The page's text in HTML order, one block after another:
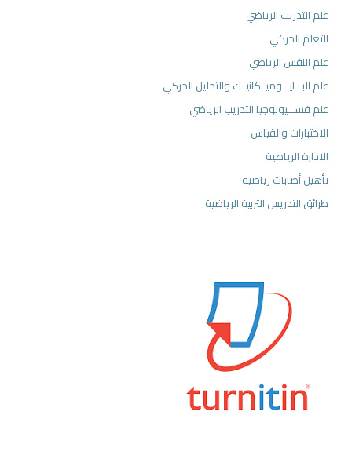
علم التدريب الرياضي
التعلم الحركي
علم النفس الرياضي
علم البـــايـــوميــكانيــك والتحليل الحركي
علم فســـيولوجيا التدريب الرياضي
الاختبارات والقياس
الادارة الرياضية
تأهيل أصابات رياضية
طرائق التدريس التربية الرياضية